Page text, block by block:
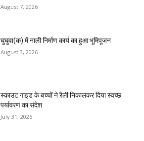
August 7, 2026
घुघुवा(क) में नाली निर्माण कार्य का हुआ भूमिपूजन
August 3, 2026
स्काउट गाइड के बच्चों ने रैली निकालकर दिया स्वच्छ
पर्यावरण का संदेश
July 31, 2026